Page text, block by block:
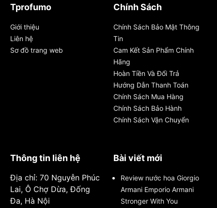
Tprofumo
Giới thiệu
Liên hệ
Sơ đồ trang web
Chính Sách
Chính Sách Bảo Mật Thông
Tin
Cam Kết Sản Phẩm Chính
Hãng
Hoàn Tiền Và Đổi Trả
Hướng Dẫn Thanh Toán
Chính Sách Mua Hàng
Chính Sách Bảo Hành
Chính Sách Vận Chuyển
Thông tin liên hệ
Địa chỉ: 70 Nguyễn Phúc
Lai, Ô Chợ Dừa, Đống
Đa, Hà Nội
Bài viết mới
Review nước hoa Giorgio
Armani Emporio Armani
Stronger With You